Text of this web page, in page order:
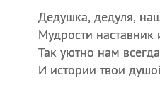
Дедушка, дедуля,
Мудрости наставник
Так уютно нам
И истории твои